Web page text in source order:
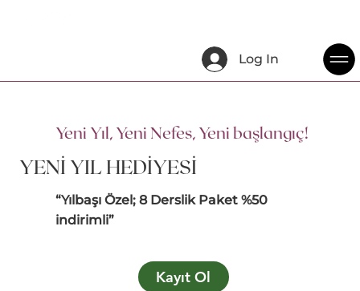
Log In
Yeni Yıl, Yeni Nefes, Yeni başlangıç!
YENİ YIL HEDİYESİ
“Yılbaşı Özel; 8 Derslik Paket %50
indirimli”
Kayıt Ol